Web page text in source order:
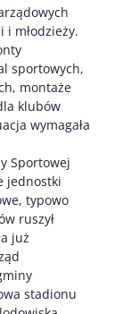
młodzieży.
sportowych,
montaże
klubów
wymagała
Sportowej
jednostki
typowo
ruszył
już
stadionu